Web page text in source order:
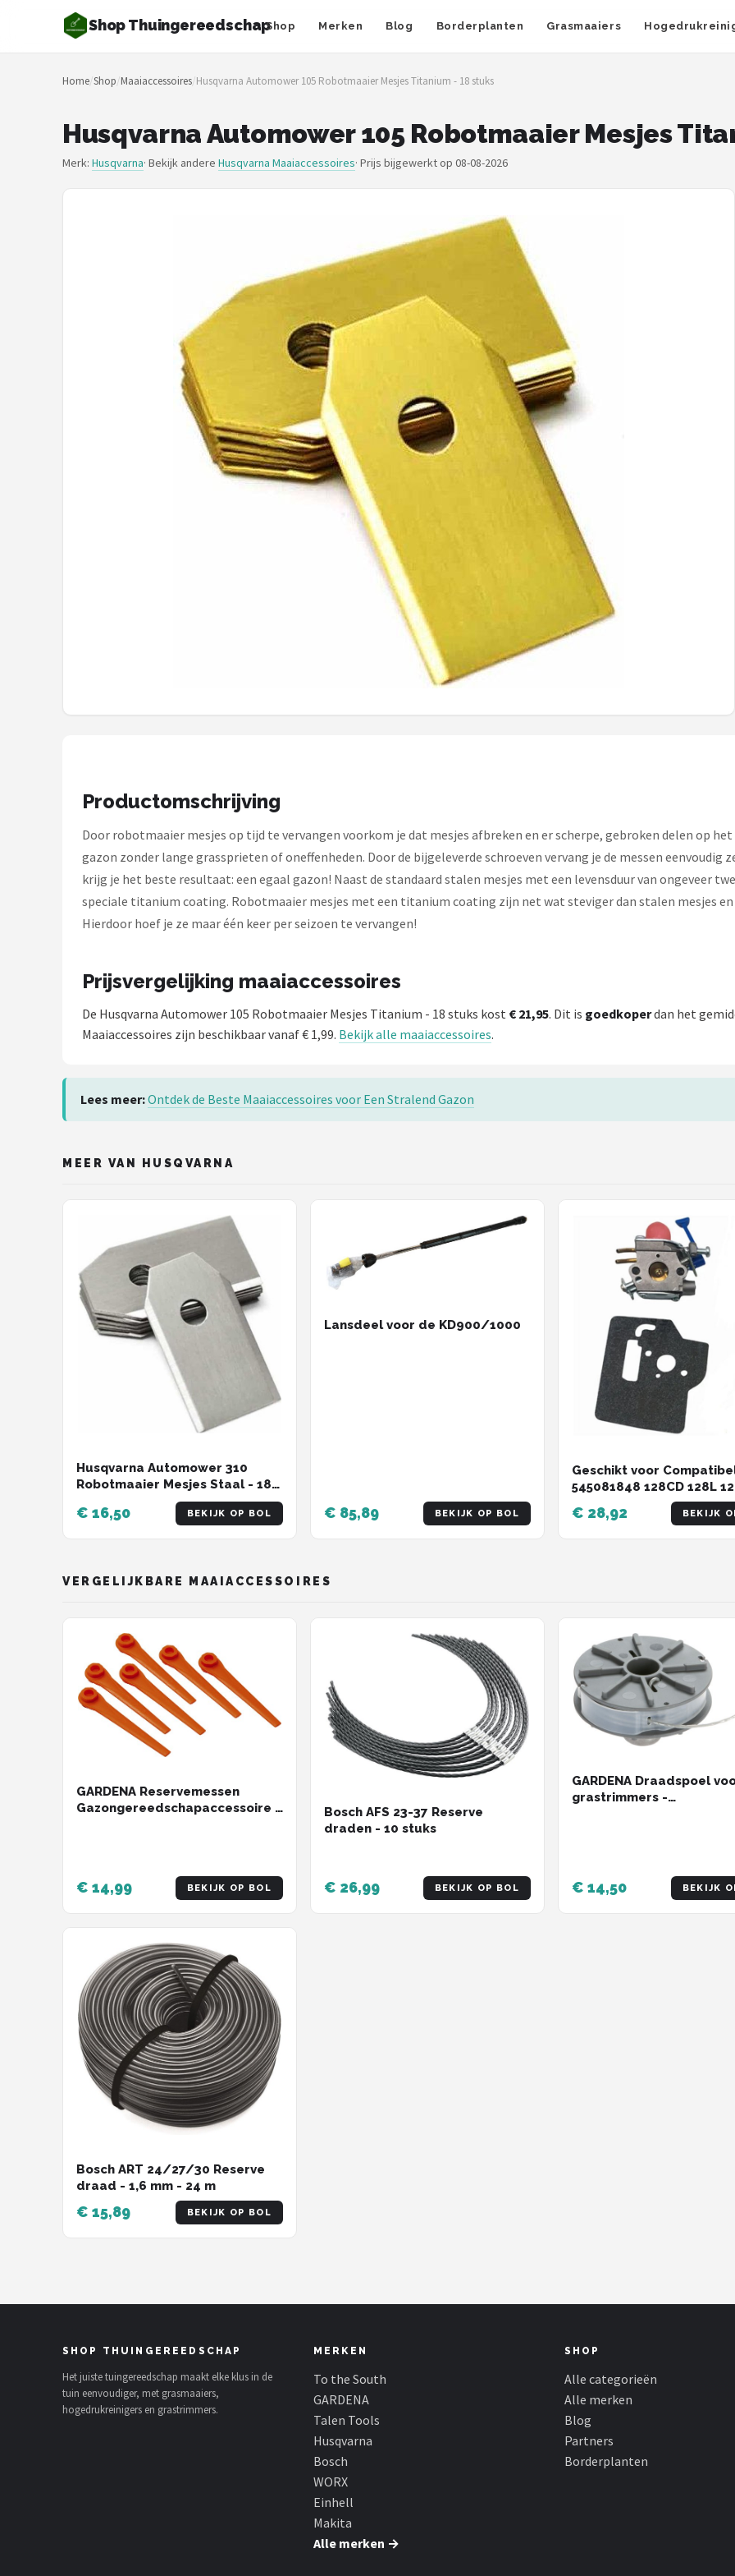
Shop ThuingereedschapShop Merken Blog Borderplanten Grasmaaiers
Zoeken
NAVIGATIE
Merken
Alle merken →
Home/Shop/Maaiaccessoires/Husqvarna Automower 105 Robotmaaier Mesjes Titanium - 18 stuks
Husqvarna Automower 105 Robotmaaier Mesjes
Merk: Husqvarna· Bekijk andere Husqvarna Maaiaccessoires· Prijs bijgewerkt op 08-08-2026
Productomschrijving
Door robotmaaier mesjes op tijd te vervangen voorkom je dat mesjes afbreken en er scherpe, gebroken delen op
gazon zonder lange grassprieten of oneffenheden. Door de bijgeleverde schroeven vervang je de messen
krijg je het beste resultaat: een egaal gazon! Naast de standaard stalen mesjes met een levensduur van ongeveer
speciale titanium coating. Robotmaaier mesjes met een titanium coating zijn net wat steviger dan stalen mesjes
Hierdoor hoef je ze maar één keer per seizoen te vervangen!
Prijsvergelijking maaiaccessoires
De Husqvarna Automower 105 Robotmaaier Mesjes Titanium - 18 stuks kost € 21,95. Dit is goedkoperdan het
Maaiaccessoires zijn beschikbaar vanaf € 1,99. Bekijk alle maaiaccessoires.
Lees meer:Ontdek de Beste Maaiaccessoires voor Een Stralend Gazon
MEER VAN HUSQVARNA
Husqvarna Automower 310
Robotmaaier Mesjes Staal - 18
€ 16,50 BEKIJK OP BOL
Lansdeel voor de KD900/1000
€ 85,89 BEKIJK OP BOL
Geschikt voor
545081848 128CD 128L
128LDX 128R 128RJ.
€ 28,92 BEKIJK
VERGELIJKBARE MAAIACCESSOIRES
GARDENA Reservemessen
Gazongereedschapaccessoire -
€ 14,99 BEKIJK OP BOL
Bosch AFS 23-37 Reserve
draden - 10 stuks
€ 26,99 BEKIJK OP BOL
GARDENA Draadspoel
grastrimmers -
€ 14,50 BEKIJK
Bosch ART 24/27/30 Reserve
draad - 1,6 mm - 24 m
€ 15,89 BEKIJK OP BOL
SHOP THUINGEREEDSCHAP
Het juiste tuingereedschap maakt elke klus in de
tuin eenvoudiger, met grasmaaiers,
hogedrukreinigers en grastrimmers.
MERKEN
To the South
GARDENA
Talen Tools
Husqvarna
Bosch
WORX
Einhell
Makita
Alle merken →
SHOP
Alle categorieën
Alle merken
Blog
Partners
Borderplanten